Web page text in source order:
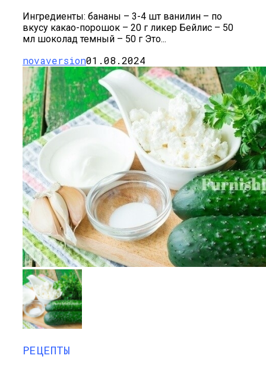
Ингредиенты: бананы – 3-4 шт ванилин – по
вкусу какао-порошок – 20 г ликер Бейлис – 50
мл шоколад темный – 50 г Это...
novaversion01.08.2024
РЕЦЕПТЫ